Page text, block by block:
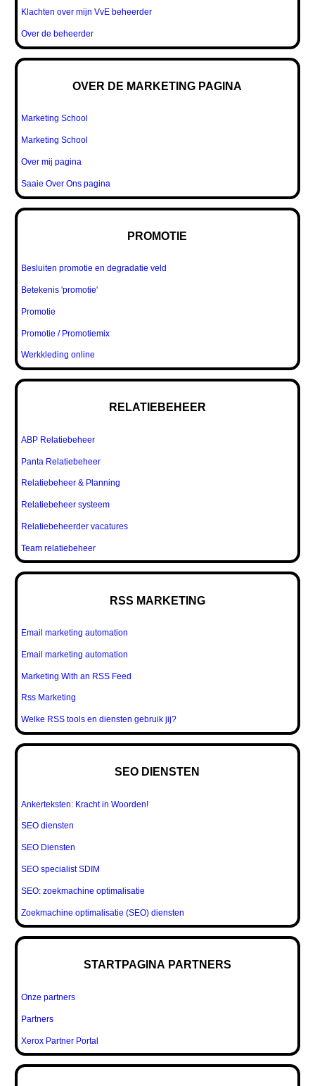
Klachten over mijn VvE beheerder
Over de beheerder
OVER DE MARKETING PAGINA
Marketing School
Marketing School
Over mij pagina
Saaie Over Ons pagina
PROMOTIE
Besluiten promotie en degradatie veld
Betekenis 'promotie'
Promotie
Promotie / Promotiemix
Werkkleding online
RELATIEBEHEER
ABP Relatiebeheer
Panta Relatiebeheer
Relatiebeheer & Planning
Relatiebeheer systeem
Relatiebeheerder vacatures
Team relatiebeheer
RSS MARKETING
Email marketing automation
Email marketing automation
Marketing With an RSS Feed
Rss Marketing
Welke RSS tools en diensten gebruik jij?
SEO DIENSTEN
Ankerteksten: Kracht in Woorden!
SEO diensten
SEO Diensten
SEO specialist SDIM
SEO: zoekmachine optimalisatie
Zoekmachine optimalisatie (SEO) diensten
STARTPAGINA PARTNERS
Onze partners
Partners
Xerox Partner Portal